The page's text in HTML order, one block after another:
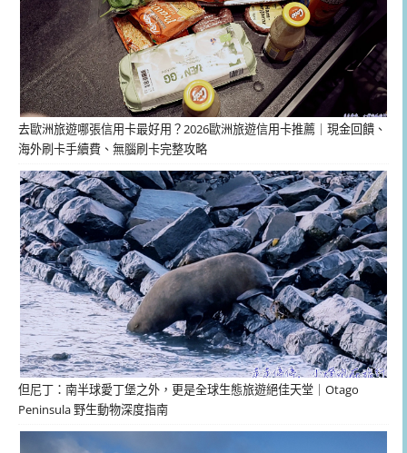
去歐洲旅遊哪張信用卡最好用？2026歐洲旅遊信用卡推薦｜現金回饋、
海外刷卡手續費、無腦刷卡完整攻略
但尼丁：南半球愛丁堡之外，更是全球生態旅遊絕佳天堂｜Otago
Peninsula 野生動物深度指南